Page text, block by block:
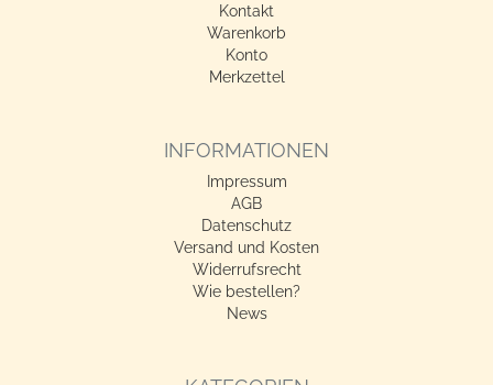
Kontakt
Warenkorb
Konto
Merkzettel
INFORMATIONEN
Impressum
AGB
Datenschutz
Versand und Kosten
Widerrufsrecht
Wie bestellen?
News